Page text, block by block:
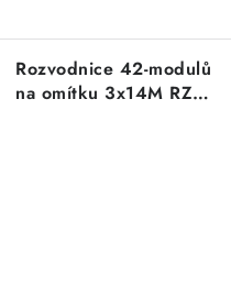
Rozvodnice 42-modulů
na omítku 3x14M RZG-